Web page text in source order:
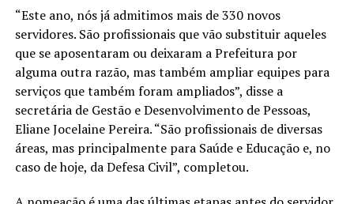
“Este ano, nós já admitimos mais de 330 novos
servidores. São profissionais que vão substituir aqueles
que se aposentaram ou deixaram a Prefeitura por
alguma outra razão, mas também ampliar equipes para
serviços que também foram ampliados”, disse a
secretária de Gestão e Desenvolvimento de Pessoas,
Eliane Jocelaine Pereira. “São profissionais de diversas
áreas, mas principalmente para Saúde e Educação e, no
caso de hoje, da Defesa Civil”, completou.